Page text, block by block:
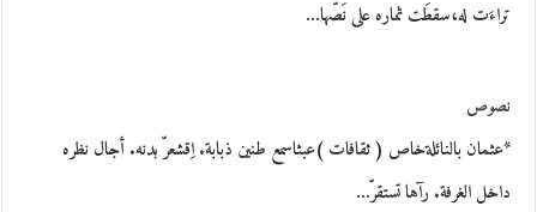
تراءَت له،سقطَت ثماره على نَصّها…
نصوص
*عثمان بالنائلةخاص ( ثقافات )عبثاسمع طنين ذبابة. اِقشعرّ بدنه. أجال نظره
داخل الغرفة. رآها تستقرّ…